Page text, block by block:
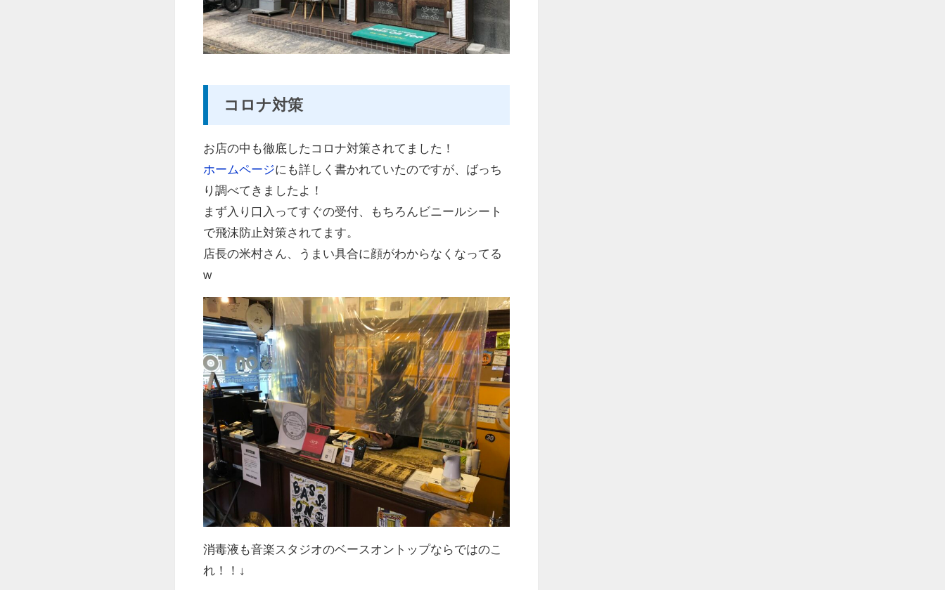
コロナ対策
お店の中も徹底したコロナ対策されてました！
ホームページにも詳しく書かれていたのですが、ばっち
り調べてきましたよ！
まず入り口入ってすぐの受付、もちろんビニールシート
で飛沫防止対策されてます。
店長の米村さん、うまい具合に顔がわからなくなってる
w
消毒液も音楽スタジオのベースオントップならではのこ
れ！！↓